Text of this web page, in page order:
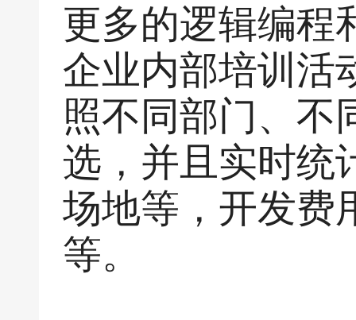
更多的逻辑编程
企业内部培训活
照不同部门、不
选，并且实时统
场地等，开发费
等。